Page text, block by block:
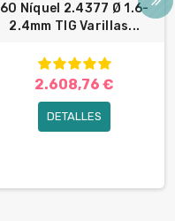
60 Níquel 2.4377 Ø 1.6-
2.4mm TIG Varillas...
2.608,76 €
DETALLES